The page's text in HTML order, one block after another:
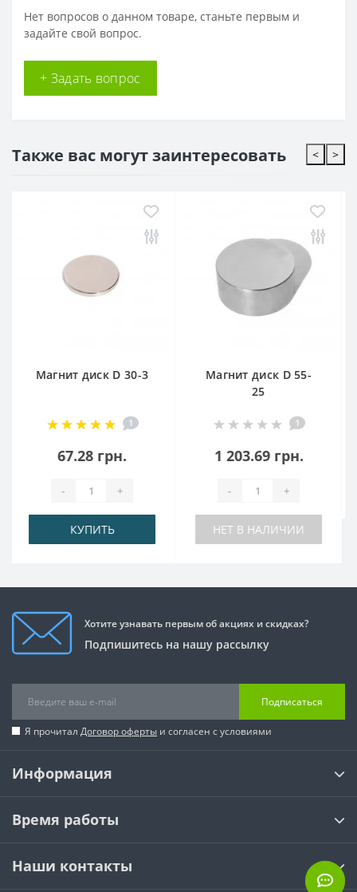
Нет вопросов о данном товаре, станьте первым и
задайте свой вопрос.
+ Задать вопрос
Также вас могут заинтересовать <
Магнит диск D 55-
1 203.69 грн.
НЕТ В НАЛИЧИИ
Магниты диски D
2 032.13 грн.
-
НЕТ В НАЛИЧИИ
>
Хотите узнавать первым об акциях и скидках?
Подпишитесь на нашу рассылку
Подписаться
Я прочитал Договор оферты и согласен с условиями
Информация
Время работы
Наши контакты